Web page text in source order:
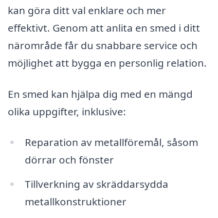
kan göra ditt val enklare och mer
effektivt. Genom att anlita en smed i ditt
närområde får du snabbare service och
möjlighet att bygga en personlig relation.
En smed kan hjälpa dig med en mängd
olika uppgifter, inklusive:
Reparation av metallföremål, såsom
dörrar och fönster
Tillverkning av skräddarsydda
metallkonstruktioner